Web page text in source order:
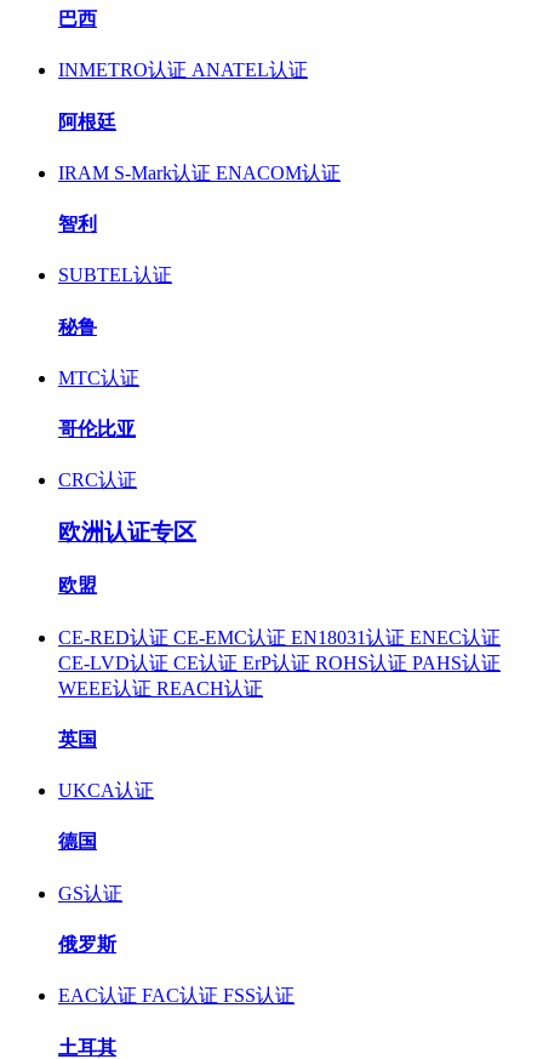
巴西
INMETRO认证 ANATEL认证
阿根廷
IRAM S-Mark认证 ENACOM认证
智利
SUBTEL认证
秘鲁
MTC认证
哥伦比亚
CRC认证
欧洲认证专区
欧盟
CE-RED认证 CE-EMC认证 EN18031认证 ENEC认证
CE-LVD认证 CE认证 ErP认证 ROHS认证 PAHS认证
WEEE认证 REACH认证
英国
UKCA认证
德国
GS认证
俄罗斯
EAC认证 FAC认证 FSS认证
土耳其